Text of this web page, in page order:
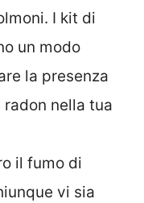
I kit di
un modo
la presenza
nella tua
il fumo di
vi sia